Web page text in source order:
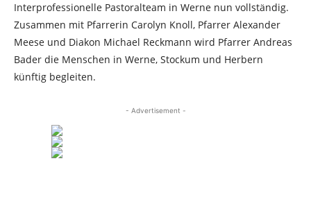
Interprofessionelle Pastoralteam in Werne nun vollständig.
Zusammen mit Pfarrerin Carolyn Knoll, Pfarrer Alexander
Meese und Diakon Michael Reckmann wird Pfarrer Andreas
Bader die Menschen in Werne, Stockum und Herbern
künftig begleiten.
- Advertisement -